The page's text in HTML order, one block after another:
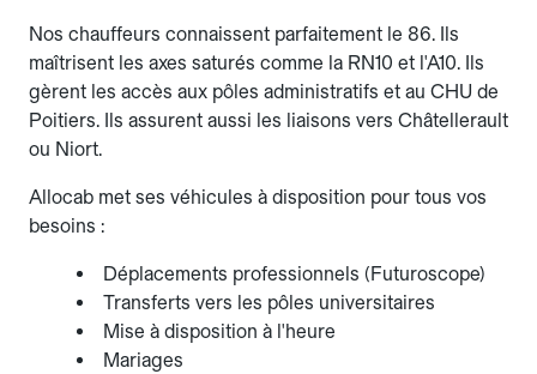
Nos chauffeurs connaissent parfaitement le 86. Ils
maîtrisent les axes saturés comme la RN10 et l'A10. Ils
gèrent les accès aux pôles administratifs et au CHU de
Poitiers. Ils assurent aussi les liaisons vers Châtellerault
ou Niort.
Allocab met ses véhicules à disposition pour tous vos
besoins :
Déplacements professionnels (Futuroscope)
Transferts vers les pôles universitaires
Mise à disposition à l'heure
Mariages